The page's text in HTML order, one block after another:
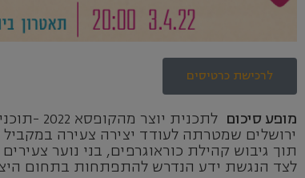
לרכישת כרטיסים
מופע סיכום לתכנית יוצר מהקופסא 2022 -תוכנית לקידום
ירושלים שמטרתה לעודד יצירה צעירה במקביל
תוך גיבוש קהילת כוראוגרפים, בני נוער
לצד הנגשת ידע הנדרש להתפתחות בתחום